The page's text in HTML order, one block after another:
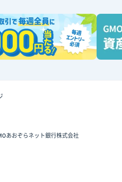
あおぞらネット銀行株式会社